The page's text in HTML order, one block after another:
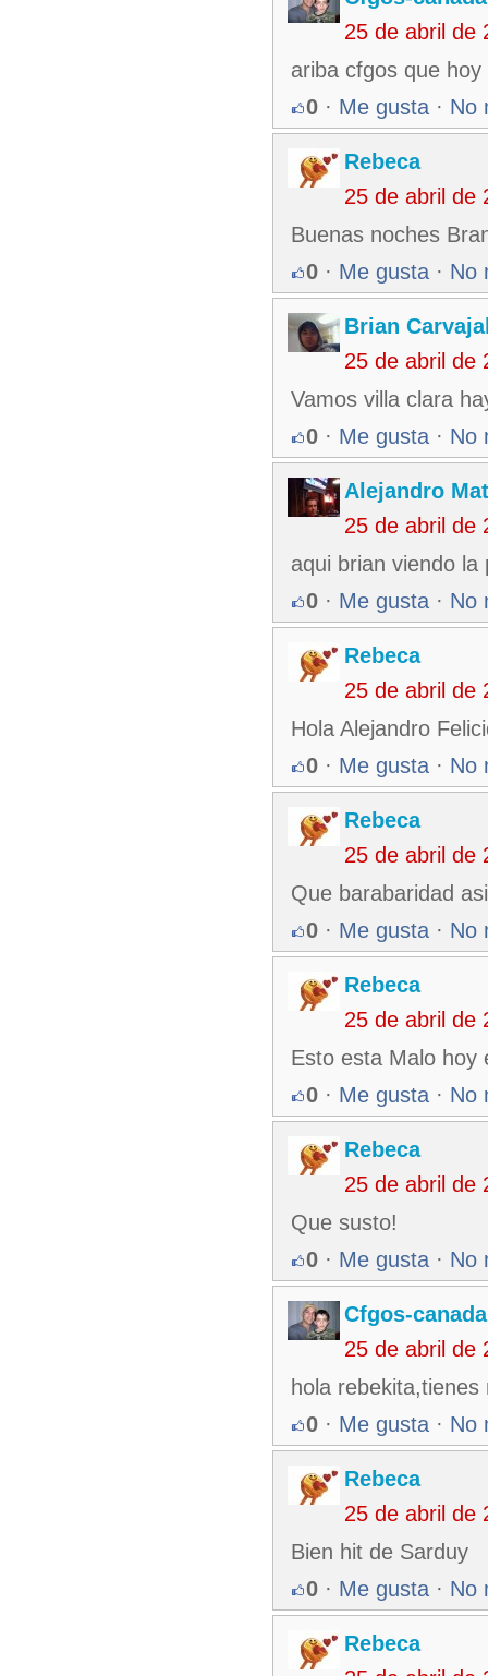
25 de abril de
ariba cfgos que
0 · Me gusta · No
Rebeca
25 de abril de
Buenas noches
0 · Me gusta · No
Brian
25 de abril de
Vamos villa clara
0 · Me gusta · No
Alejandro
25 de abril de
aqui brian viendo
0 · Me gusta · No
Rebeca
25 de abril de
Hola Alejandro
0 · Me gusta · No
Rebeca
25 de abril de
Que barabaridad
0 · Me gusta · No
Rebeca
25 de abril de
Esto esta Malo hoy
0 · Me gusta · No
Rebeca
25 de abril de
Que susto!
0 · Me gusta · No
Cfgos-canada
25 de abril de
hola
0 · Me gusta · No
Rebeca
25 de abril de
Bien hit de Sarduy
0 · Me gusta · No
Rebeca